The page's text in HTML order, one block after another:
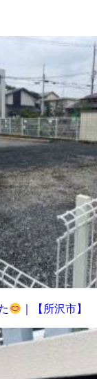
｜【所沢市】